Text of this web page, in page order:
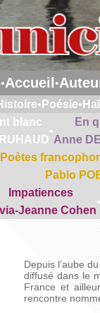
•Accueil •
• Poésie•
blanc
•
En
Anne
Poètes
Pablo
Impatiences
Jeanne Cohen
•
Depuis l’aube
diffusé dans le
France et
rencontre